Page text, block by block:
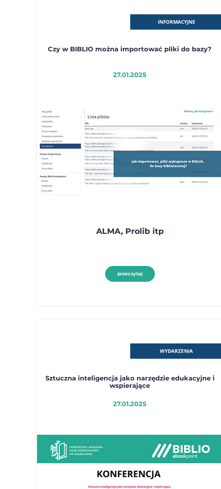
INFORMACYJNE
Czy w BIBLIO można importować pliki do bazy?
27.01.2025
ALMA, Prolib itp
przeczytaj
WYDARZENIA
Sztuczna inteligencja jako narzędzie edukacyjne i
wspierające
27.01.2025